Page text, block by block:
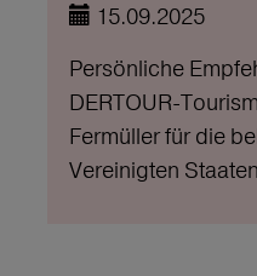
15.09.2025
Persönliche
DERTOUR-
Fermüller für die
Vereinigten